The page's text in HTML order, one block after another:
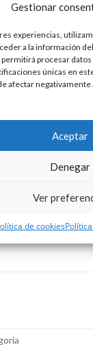
Gestionar
experiencias,
a la información
permitirá procesar
únicas en
afectar negativamente
Aceptar
Denegar
Ver
de cookies
y realizar
que
de registro,
a
Social Media,